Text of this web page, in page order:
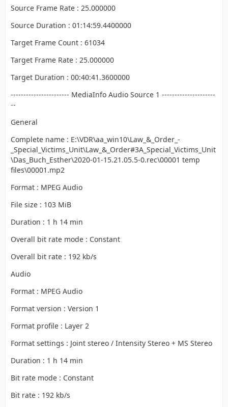
Source Frame Rate : 25.000000
Source Duration : 01:14:59.4400000
Target Frame Count : 61034
Target Frame Rate : 25.000000
Target Duration : 00:40:41.3600000
----------------------- MediaInfo Audio Source 1 ---------------------
--
General
Complete name : E:\VDR\aa_win10\Law_&_Order_-
_Special_Victims_Unit\Law_&_Order#3A_Special_Victims_Unit
\Das_Buch_Esther\2020-01-15.21.05.5-0.rec\00001 temp
files\00001.mp2
Format : MPEG Audio
File size : 103 MiB
Duration : 1 h 14 min
Overall bit rate mode : Constant
Overall bit rate : 192 kb/s
Audio
Format : MPEG Audio
Format version : Version 1
Format profile : Layer 2
Format settings : Joint stereo / Intensity Stereo + MS Stereo
Duration : 1 h 14 min
Bit rate mode : Constant
Bit rate : 192 kb/s